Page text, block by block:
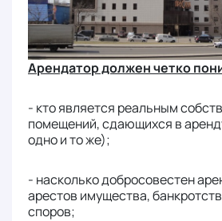
Арендатор должен четко
- кто является реальным
помещений, сдающихся в
одно и то же);
- насколько добросовестен
арестов имущества,
споров;